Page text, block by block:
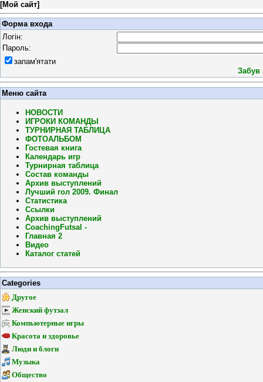
[Мой сайт]
Форма входа
Логін:
Пароль:
запам'ятати
Забув
Меню сайта
НОВОСТИ
ИГРОКИ КОМАНДЫ
ТУРНИРНАЯ ТАБЛИЦА
ФОТОАЛЬБОМ
Гостевая книга
Календарь игр
Турнирная таблица
Состав команды
Архив выступлений
Лучший гол 2009. Финал
Статистика
Ссылки
Архив выступлений
CoachingFutsal -
Главная 2
Видео
Каталог статей
Categories
Другое
Женский футзал
Компьютерные игры
Красота и здоровье
Люди и блоги
Музыка
Общество